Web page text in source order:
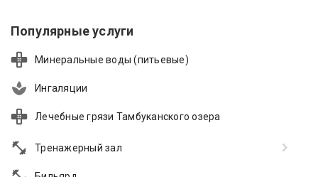
Популярные услуги
Минеральные воды (питьевые)
Ингаляции
Лечебные грязи Тамбуканского озера
Тренажерный зал